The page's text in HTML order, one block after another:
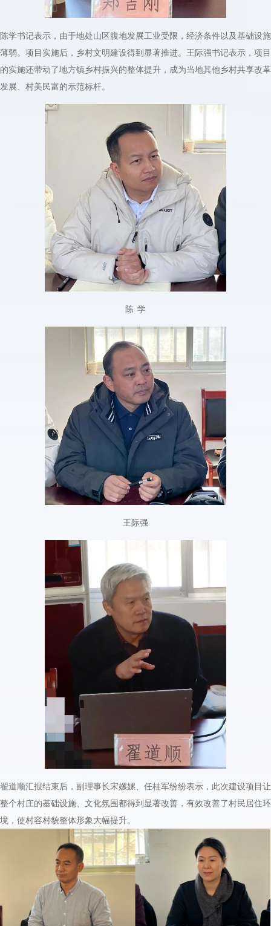
陈学书记表示，由于地处山区腹地发展工业受限，经济条件以及基础设施
薄弱。项目实施后，乡村文明建设得到显著推进。王际强书记表示，项目
的实施还带动了地方镇乡村振兴的整体提升，成为当地其他乡村共享改革
发展、村美民富的示范标杆。
陈 学
王际强
翟道顺汇报结束后，副理事长宋嫘嫘、任桂军纷纷表示，此次建设项目让
整个村庄的基础设施、文化氛围都得到显著改善，有效改善了村民居住环
境，使村容村貌整体形象大幅提升。